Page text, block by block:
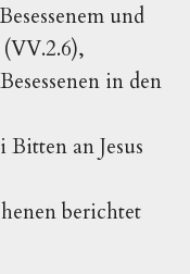
und
in den
an Jesus
berichtet